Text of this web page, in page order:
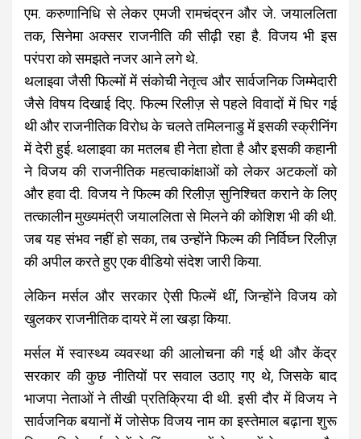
एम. करुणानिधि से लेकर एमजी रामचंद्रन और जे. जयाललिता
तक, सिनेमा अक्सर राजनीति की सीढ़ी रहा है. विजय भी इस
परंपरा को समझते नजर आने लगे थे.
थलाइवा जैसी फिल्मों में संकोची नेतृत्व और सार्वजनिक जिम्मेदारी
जैसे विषय दिखाई दिए. फिल्म रिलीज़ से पहले विवादों में घिर गई
थी और राजनीतिक विरोध के चलते तमिलनाडु में इसकी स्क्रीनिंग
में देरी हुई. थलाइवा का मतलब ही नेता होता है और इसकी कहानी
ने विजय की राजनीतिक महत्वाकांक्षाओं को लेकर अटकलों को
और हवा दी. विजय ने फिल्म की रिलीज़ सुनिश्चित कराने के लिए
तत्कालीन मुख्यमंत्री जयाललिता से मिलने की कोशिश भी की थी.
जब यह संभव नहीं हो सका, तब उन्होंने फिल्म की निर्विघ्न रिलीज़
की अपील करते हुए एक वीडियो संदेश जारी किया.
लेकिन मर्सल और सरकार ऐसी फिल्में थीं, जिन्होंने विजय को
खुलकर राजनीतिक दायरे में ला खड़ा किया.
मर्सल में स्वास्थ्य व्यवस्था की आलोचना की गई थी और केंद्र
सरकार की कुछ नीतियों पर सवाल उठाए गए थे, जिसके बाद
भाजपा नेताओं ने तीखी प्रतिक्रिया दी थी. इसी दौर में विजय ने
सार्वजनिक बयानों में जोसेफ विजय नाम का इस्तेमाल बढ़ाना शुरू